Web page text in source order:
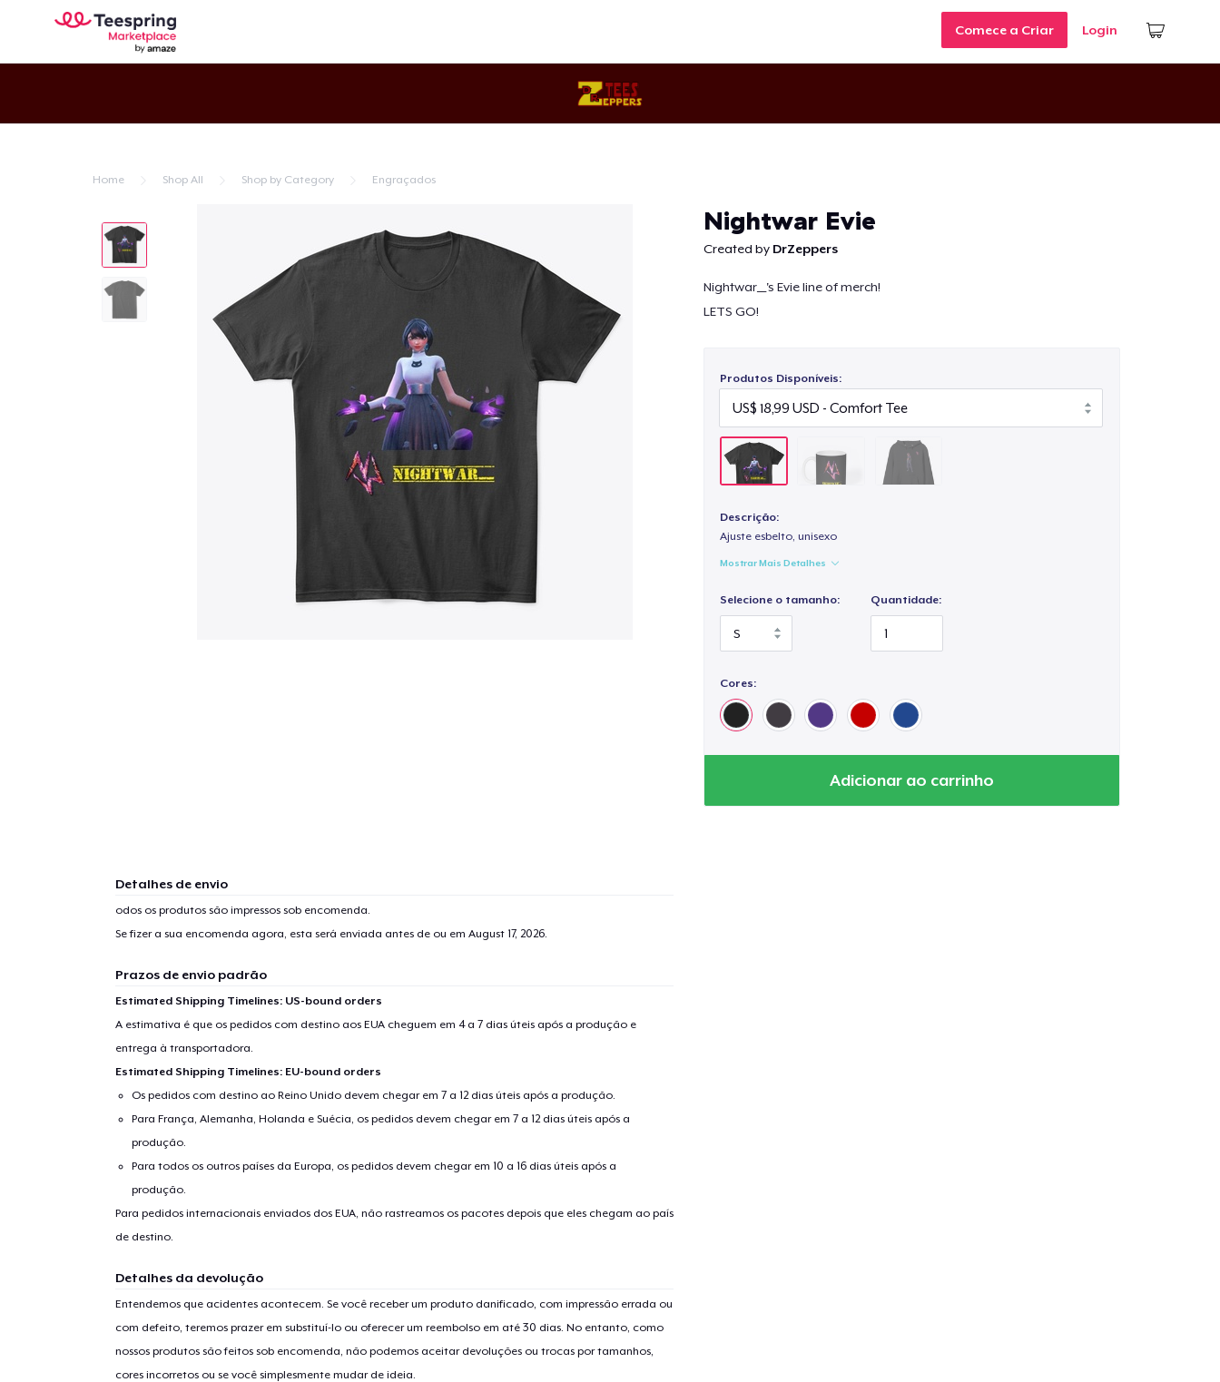
Comece a Criar Login
Home Shop All Shop by Category Engraçados
Nightwar Evie
Created by DrZeppers
Nightwar__'s Evie line of merch!
LETS GO!
Produtos Disponíveis:
Descrição:
Ajuste esbelto, unisexo
Mostrar Mais Detalhes
Selecione o tamanho: Quantidade:
Cores:
Adicionar ao carrinho
Detalhes de envio
odos os produtos são impressos sob encomenda.
Se fizer a sua encomenda agora, esta será enviada antes de ou em August 17, 2026.
Prazos de envio padrão
Estimated Shipping Timelines: US-bound orders
A estimativa é que os pedidos com destino aos EUA cheguem em 4 a 7 dias úteis após a produção e
entrega à transportadora.
Estimated Shipping Timelines: EU-bound orders
Os pedidos com destino ao Reino Unido devem chegar em 7 a 12 dias úteis após a produção.
Para França, Alemanha, Holanda e Suécia, os pedidos devem chegar em 7 a 12 dias úteis após a
produção.
Para todos os outros países da Europa, os pedidos devem chegar em 10 a 16 dias úteis após a
produção.
Para pedidos internacionais enviados dos EUA, não rastreamos os pacotes depois que eles chegam ao país
de destino.
Detalhes da devolução
Entendemos que acidentes acontecem. Se você receber um produto danificado, com impressão errada ou
com defeito, teremos prazer em substituí-lo ou oferecer um reembolso em até 30 dias. No entanto, como
nossos produtos são feitos sob encomenda, não podemos aceitar devoluções ou trocas por tamanhos,
cores incorretos ou se você simplesmente mudar de ideia.